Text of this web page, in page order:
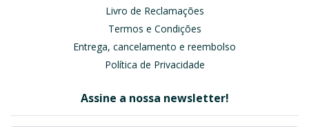
Livro de Reclamações
Termos e Condições
Entrega, cancelamento e reembolso
Política de Privacidade
Assine a nossa newsletter!